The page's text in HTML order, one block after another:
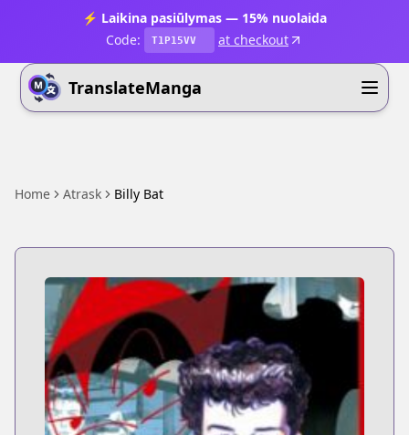
⚡ Laikina pasiūlymas — 15% nuolaida
Code:
T1P15VV at checkout
TranslateManga
Home Atrask Billy Bat